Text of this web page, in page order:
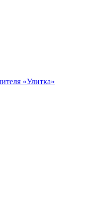
«Улитка»